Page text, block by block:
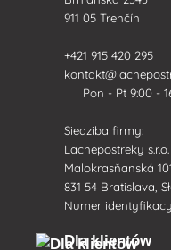
911 05 Trenčín
+421 915 420 295
Pon - Pt 9:00 -
Siedziba firmy:
Lacnepostreky s.r.o.
Malokrasňanská
831 54 Bratislava,
Numer
Dla klientów